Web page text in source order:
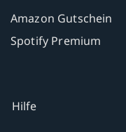
Amazon Gutschein
Spotify Premium
Hilfe